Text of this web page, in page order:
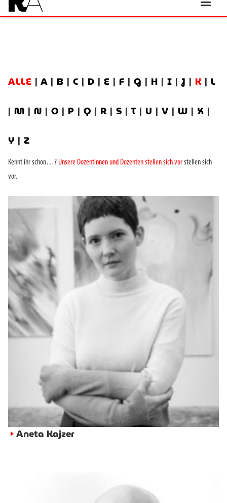
ALLE | A | B | C | D | E | F | G | H | I |J | K | L
| M | N | O | P | Q | R | S | T | U | V | W | X |
Y | Z
Kennt ihr schon…? Unsere Dozentinnen und Dozenten stellen sich vorstellen sich
vor.
► Aneta Kajzer